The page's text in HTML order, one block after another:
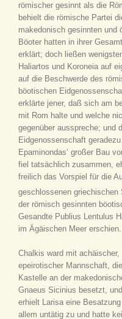
römischer gesinnt als die
behielt die römische Partei
makedonisch gesinnten
Böoter hatten in ihrer
erklärt; doch ließen
Haliartos und Koroneia auf
auf die Beschwerde des
böotischen
erklärte jener, daß sich am
mit Rom halte und welche
gegenüber ausspreche; und
Eidgenossenschaft
Epaminondas‘ großer Bau
fiel tatsächlich zusammen,
freilich das Vorspiel für die
geschlossenen griechischen
der römisch gesinnten
Gesandte Publius Lentulus
im Ägäischen Meer erschien.
Chalkis ward mit
epeirotischer Mannschaft,
Kastelle an der
Gnaeus Sicinius besetzt,
erhielt Larisa eine
allem untätig zu und hatte